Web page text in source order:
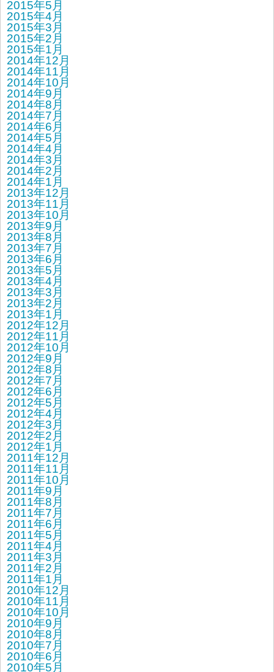
2015年5月
2015年4月
2015年3月
2015年2月
2015年1月
2014年12月
2014年11月
2014年10月
2014年9月
2014年8月
2014年7月
2014年6月
2014年5月
2014年4月
2014年3月
2014年2月
2014年1月
2013年12月
2013年11月
2013年10月
2013年9月
2013年8月
2013年7月
2013年6月
2013年5月
2013年4月
2013年3月
2013年2月
2013年1月
2012年12月
2012年11月
2012年10月
2012年9月
2012年8月
2012年7月
2012年6月
2012年5月
2012年4月
2012年3月
2012年2月
2012年1月
2011年12月
2011年11月
2011年10月
2011年9月
2011年8月
2011年7月
2011年6月
2011年5月
2011年4月
2011年3月
2011年2月
2011年1月
2010年12月
2010年11月
2010年10月
2010年9月
2010年8月
2010年7月
2010年6月
2010年5月